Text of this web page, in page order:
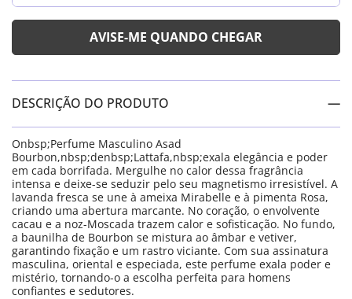
DESCRIÇÃO DO PRODUTO
Onbsp;Perfume Masculino Asad
Bourbon,nbsp;denbsp;Lattafa,nbsp;exala elegância e poder
em cada borrifada. Mergulhe no calor dessa fragrância
intensa e deixe-se seduzir pelo seu magnetismo irresistível. A
lavanda fresca se une à ameixa Mirabelle e à pimenta Rosa,
criando uma abertura marcante. No coração, o envolvente
cacau e a noz-Moscada trazem calor e sofisticação. No fundo,
a baunilha de Bourbon se mistura ao âmbar e vetiver,
garantindo fixação e um rastro viciante. Com sua assinatura
masculina, oriental e especiada, este perfume exala poder e
mistério, tornando-o a escolha perfeita para homens
confiantes e sedutores.